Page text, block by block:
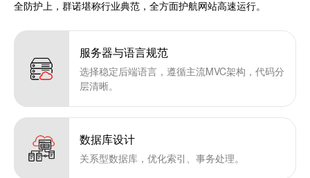
全防护上，群诺堪称行业典范，全方面护航网站高速运行。
服务器与语言规范
选择稳定后端语言，遵循主流MVC架构，代码分
层清晰。
数据库设计
关系型数据库，优化索引、事务处理。